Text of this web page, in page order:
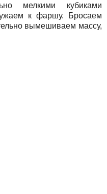
мелкими кубиками
к фаршу. Бросаем
вымешиваем массу,